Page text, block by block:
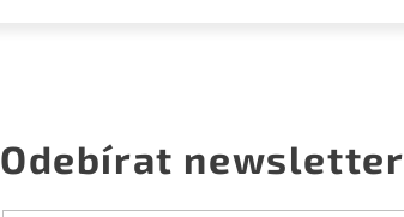
Odebírat newsletter